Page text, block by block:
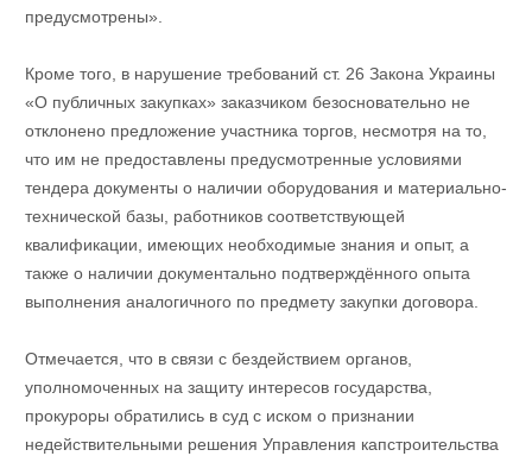
предусмотрены».
Кроме того, в нарушение требований ст. 26 Закона Украины
«О публичных закупках» заказчиком безосновательно не
отклонено предложение участника торгов, несмотря на то,
что им не предоставлены предусмотренные условиями
тендера документы о наличии оборудования и материально-
технической базы, работников соответствующей
квалификации, имеющих необходимые знания и опыт, а
также о наличии документально подтверждённого опыта
выполнения аналогичного по предмету закупки договора.
Отмечается, что в связи с бездействием органов,
уполномоченных на защиту интересов государства,
прокуроры обратились в суд с иском о признании
недействительными решения Управления капстроительства